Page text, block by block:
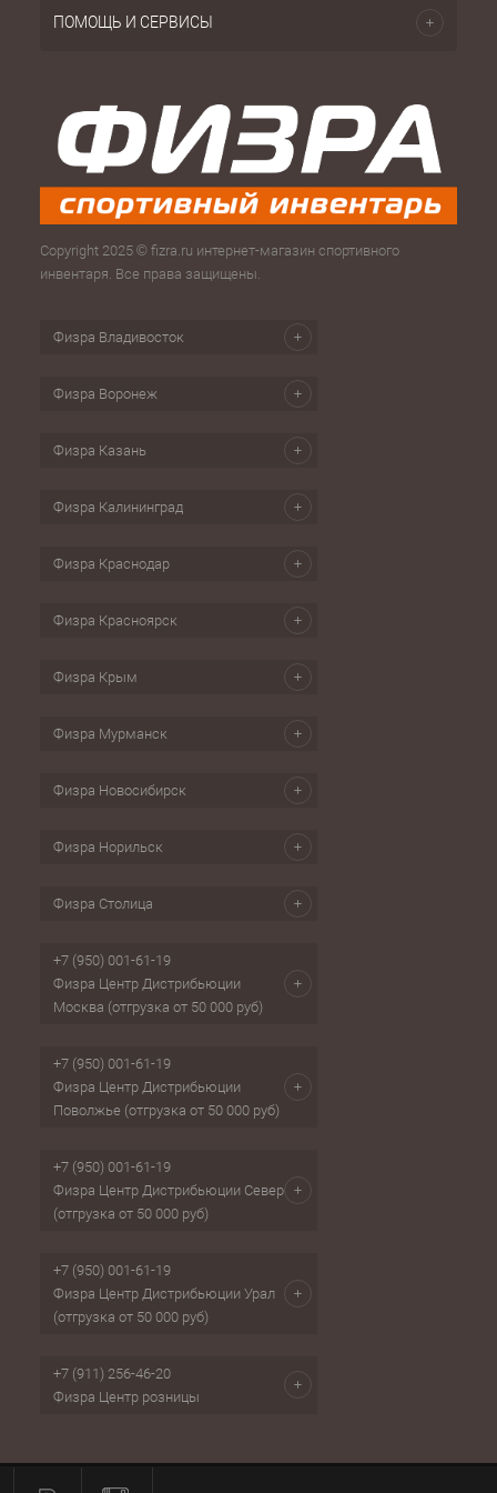
ПОМОЩЬ И СЕРВИСЫ
Copyright 2025 © fizra.ru интернет-магазин спортивного
инвентаря. Все права защищены.
Физра Владивосток
Физра Воронеж
Физра Казань
Физра Калининград
Физра Краснодар
Физра Красноярск
Физра Крым
Физра Мурманск
Физра Новосибирск
Физра Норильск
Физра Столица
+7 (950) 001-61-19
Физра Центр Дистрибьюции
Москва (отгрузка от 50 000 руб)
+7 (950) 001-61-19
Физра Центр Дистрибьюции
Поволжье (отгрузка от 50 000 руб)
+7 (950) 001-61-19
Физра Центр Дистрибьюции Север
(отгрузка от 50 000 руб)
+7 (950) 001-61-19
Физра Центр Дистрибьюции Урал
(отгрузка от 50 000 руб)
+7 (911) 256-46-20
Физра Центр розницы